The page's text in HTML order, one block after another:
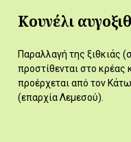
Κουνέλι
Παραλλαγή της ξιθκιάς
προστίθενται στο κρέας
προέρχεται από τον
(επαρχία Λεμεσού).